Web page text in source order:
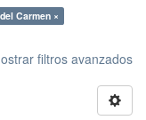
Carmen ×
filtros avanzados